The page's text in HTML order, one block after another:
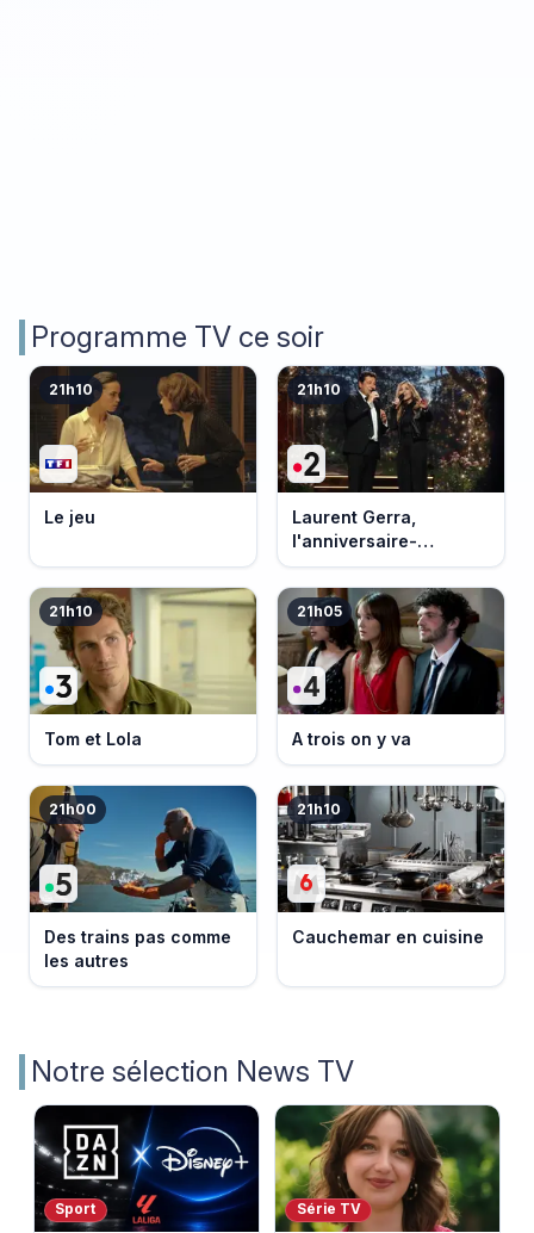
Programme TV ce soir
21h10
Le jeu
21h10
Laurent Gerra,
l'anniversaire-
événement
21h10
Tom et Lola
21h05
A trois on y va
21h00
Des trains pas comme
les autres
21h10
Cauchemar en cuisine
Notre sélection News TV
Sport Série TV